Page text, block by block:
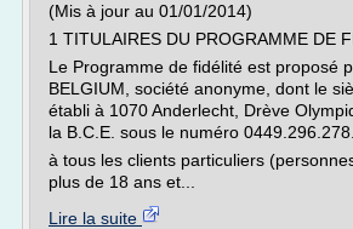
(Mis à jour au 01/01/2014)
1 TITULAIRES DU PROGRAMME DE
Le Programme de fidélité est proposé
BELGIUM, société anonyme, dont le
établi à 1070 Anderlecht, Drève
la B.C.E. sous le numéro 0449.296.278.
à tous les clients particuliers
plus de 18 ans et...
Lire la suite